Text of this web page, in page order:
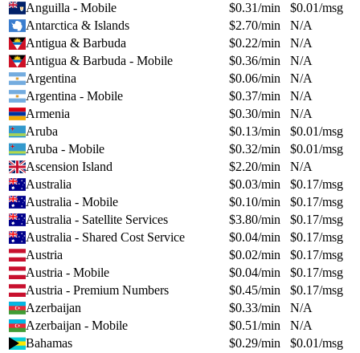
Anguilla - Mobile
$0.31/min $0.01/msg
Antarctica & Islands
$2.70/min
N/A
Antigua & Barbuda
$0.22/min
N/A
Antigua & Barbuda - Mobile
$0.36/min
N/A
Argentina
$0.06/min
N/A
Argentina - Mobile
$0.37/min
N/A
Armenia
$0.30/min
N/A
Aruba
$0.13/min $0.01/msg
Aruba - Mobile
$0.32/min $0.01/msg
Ascension Island
$2.20/min
N/A
Australia
$0.03/min $0.17/msg
Australia - Mobile
$0.10/min $0.17/msg
Australia - Satellite Services
$3.80/min $0.17/msg
Australia - Shared Cost Service
$0.04/min $0.17/msg
Austria
$0.02/min $0.17/msg
Austria - Mobile
$0.04/min $0.17/msg
Austria - Premium Numbers
$0.45/min $0.17/msg
Azerbaijan
$0.33/min
N/A
Azerbaijan - Mobile
$0.51/min
N/A
Bahamas
$0.29/min $0.01/msg